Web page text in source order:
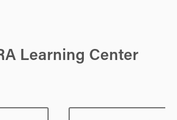
Learning Center